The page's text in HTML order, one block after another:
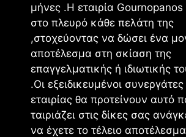
μήνες .Η εταιρία Gournopanos
στο πλευρό κάθε πελάτη της
,στοχεύοντας να δώσει ένα
αποτέλεσμα στη σκίαση της
επαγγελματικής ή ιδιωτικής
.Οι εξειδικευμένοι
εταιρίας θα προτείνουν αυτό
ταιριάζει στις δίκες σας
να έχετε το τέλειο